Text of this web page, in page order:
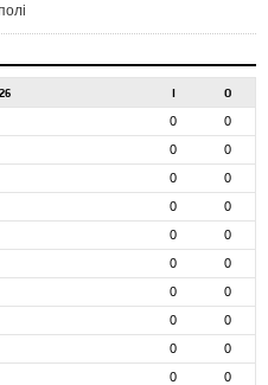
О
0
0
0
0
0
0
0
0
0
0
0
0
0
0
0
0
0
0
0
0